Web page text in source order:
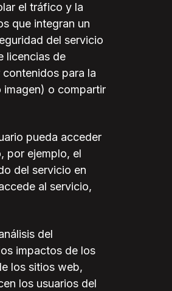
el tráfico y la
que integran un
del servicio
licencias de
para la
o compartir
pueda acceder
por ejemplo, el
del servicio en
al servicio,
del
impactos de los
los sitios web,
los usuarios del